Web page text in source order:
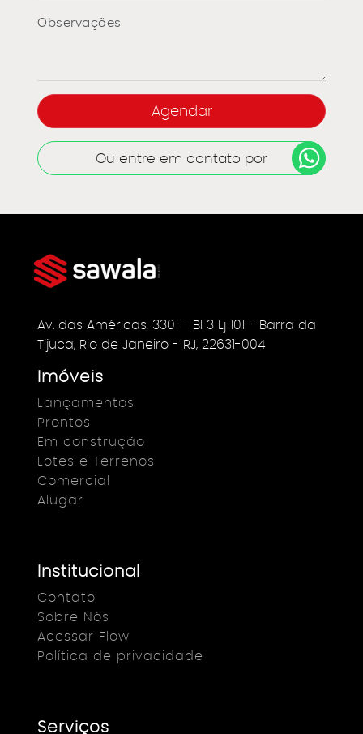
Ou entre em contato por
Av. das Américas, 3301 - Bl 3 Lj 101 - Barra da
Tijuca, Rio de Janeiro - RJ, 22631-004
Imóveis
Lançamentos
Prontos
Em construção
Lotes e Terrenos
Comercial
Alugar
Institucional
Contato
Sobre Nós
Acessar Flow
Política de privacidade
Serviços